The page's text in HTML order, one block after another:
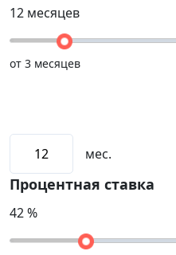
12 месяцев
от 3 месяцев
мес.
Процентная ставка
42%